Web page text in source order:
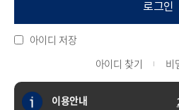
로그인
아이디 저장
아이디 찾기
비
이용안내